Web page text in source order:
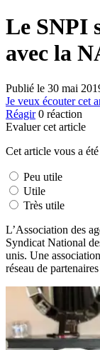
Le SNPI
avec la
Publié le 30 mai
Je veux écouter cet
Réagir 0 réaction
Evaluer cet article
Cet article vous a été
Peu utile
Utile
Très utile
L’Association des
Syndicat National
unis. Une
réseau de